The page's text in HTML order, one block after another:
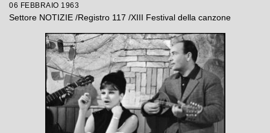
06 FEBBRAIO 1963
Settore NOTIZIE /Registro 117 /XIII Festival della canzone